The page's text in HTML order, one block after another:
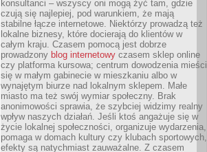
konsultanci – wszyscy oni mogą żyć tam, gdzie
czują się najlepiej, pod warunkiem, że mają
stabilne łącze internetowe. Niektórzy prowadzą też
lokalne biznesy, które docierają do klientów w
całym kraju. Czasem pomocą jest dobrze
prowadzony blog internetowy czasem sklep online
czy platforma kursowa; centrum dowodzenia mieści
się w małym gabinecie w mieszkaniu albo w
wynajętym biurze nad lokalnym sklepem. Małe
miasto ma też swój wymiar społeczny. Brak
anonimowości sprawia, że szybciej widzimy realny
wpływ naszych działań. Jeśli ktoś angażuje się w
życie lokalnej społeczności, organizuje wydarzenia,
pomaga w domach kultury czy klubach sportowych,
efekty są natychmiast zauważalne. Z czasem